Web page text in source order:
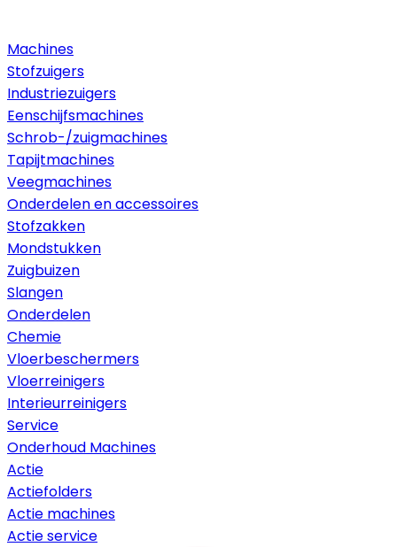
Machines
Stofzuigers
Industriezuigers
Eenschijfsmachines
Schrob-/zuigmachines
Tapijtmachines
Veegmachines
Onderdelen en accessoires
Stofzakken
Mondstukken
Zuigbuizen
Slangen
Onderdelen
Chemie
Vloerbeschermers
Vloerreinigers
Interieurreinigers
Service
Onderhoud Machines
Actie
Actiefolders
Actie machines
Actie service